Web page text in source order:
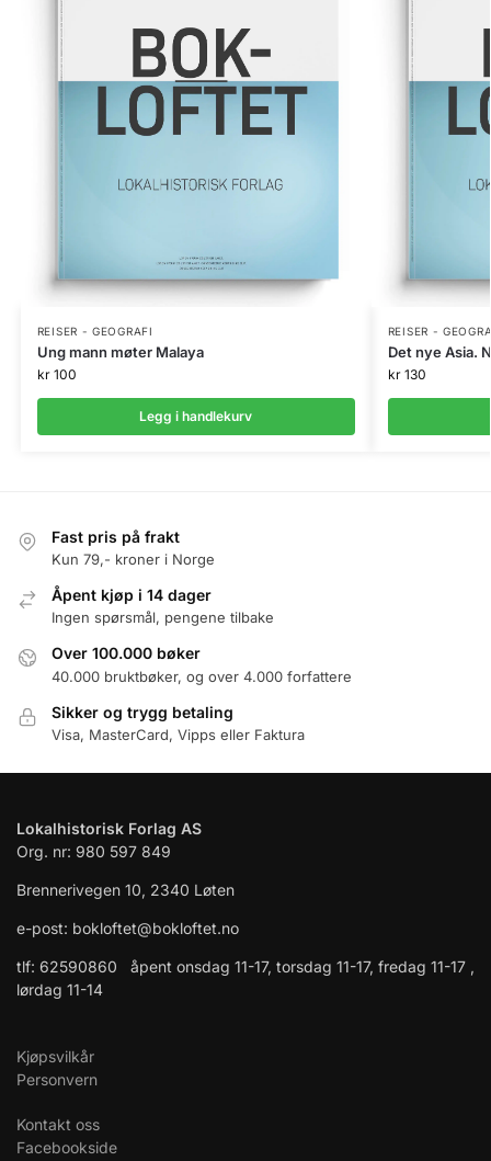
REISER - GEOGRAFI
Ung mann møter Malaya
kr100
Legg i handlekurv
REISER -
Det nye Asia.
kr130
Fast pris på frakt
Kun 79,- kroner i Norge
Åpent kjøp i 14 dager
Ingen spørsmål, pengene tilbake
Over 100.000 bøker
40.000 bruktbøker, og over 4.000 forfattere
Sikker og trygg betaling
Visa, MasterCard, Vipps eller Faktura
Lokalhistorisk Forlag AS
Org. nr: 980 597 849
Brennerivegen 10, 2340 Løten
e-post: bokloftet@bokloftet.no
tlf: 62590860 åpent onsdag 11-17, torsdag 11-17, fredag 11-17 ,
lørdag 11-14
Kjøpsvilkår
Personvern
Kontakt oss
Facebookside